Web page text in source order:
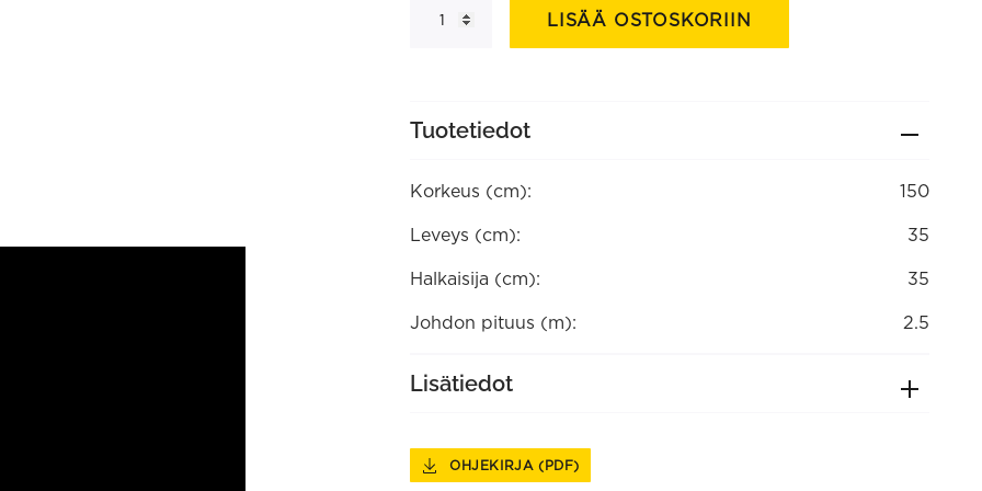
lattiavalaisin
LISÄÄ OSTOSKORIIN
Tuotetiedot
Korkeus (cm): 150
Leveys (cm): 35
Halkaisija (cm): 35
Johdon pituus (m): 2.5
Lisätiedot
OHJEKIRJA (PDF)